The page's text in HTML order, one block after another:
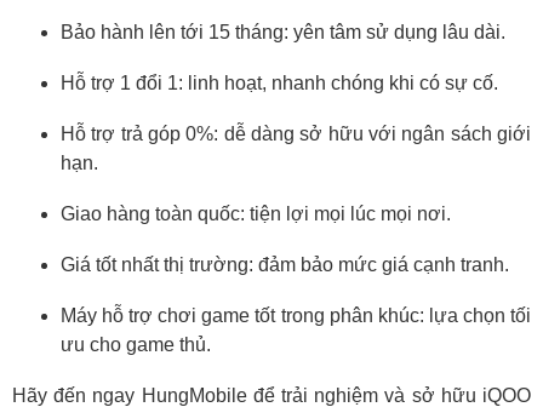
Bảo hành lên tới 15 tháng: yên tâm sử dụng lâu dài.
Hỗ trợ 1 đổi 1: linh hoạt, nhanh chóng khi có sự cố.
Hỗ trợ trả góp 0%: dễ dàng sở hữu với ngân sách giới
hạn.
Giao hàng toàn quốc: tiện lợi mọi lúc mọi nơi.
Giá tốt nhất thị trường: đảm bảo mức giá cạnh tranh.
Máy hỗ trợ chơi game tốt trong phân khúc: lựa chọn tối
ưu cho game thủ.
Hãy đến ngay HungMobile để trải nghiệm và sở hữu iQOO